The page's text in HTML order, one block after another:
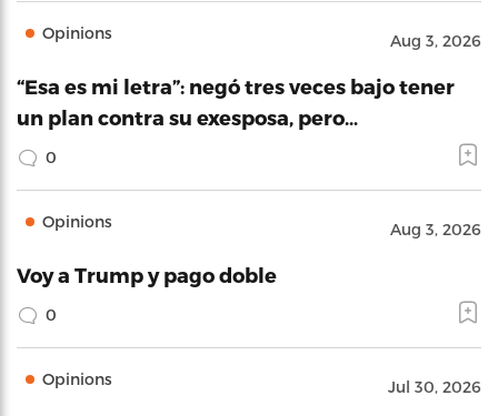
Opinions Aug 3, 2026
“Esa es mi letra”: negó tres veces bajo tener
un plan contra su exesposa, pero…
0
Opinions Aug 3, 2026
Voy a Trump y pago doble
0
Opinions Jul 30, 2026